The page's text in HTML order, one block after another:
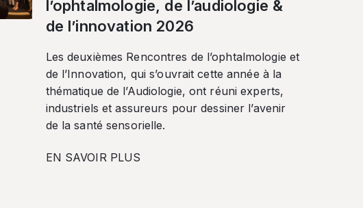
l’ophtalmologie, de l’audiologie &
de l’innovation 2026
Les deuxièmes Rencontres de l’ophtalmologie et
de l’Innovation, qui s’ouvrait cette année à la
thématique de l’Audiologie, ont réuni experts,
industriels et assureurs pour dessiner l’avenir
de la santé sensorielle.
EN SAVOIR PLUS